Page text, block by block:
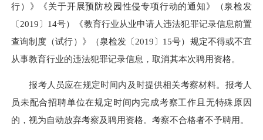
行）》《关于开展预防校园性侵专项行动的通知》（泉检发
〔2019〕14号）《教育行业从业申请人违法犯罪记录信息前置
查询制度（试行）》（泉检发〔2019〕15号）规定不得或不宜
从事教育行业的违法犯罪记录信息，取消其本次聘用资格。
报考人员应在规定时间内及时提供相关考察材料。报考人
员未配合招聘单位在规定时间内完成考察工作且无特殊原因
的，视为自动放弃考察及聘用资格。考察不合格者不予聘用。